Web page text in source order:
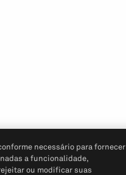
necessário para fornecer
a funcionalidade,
ou modificar suas